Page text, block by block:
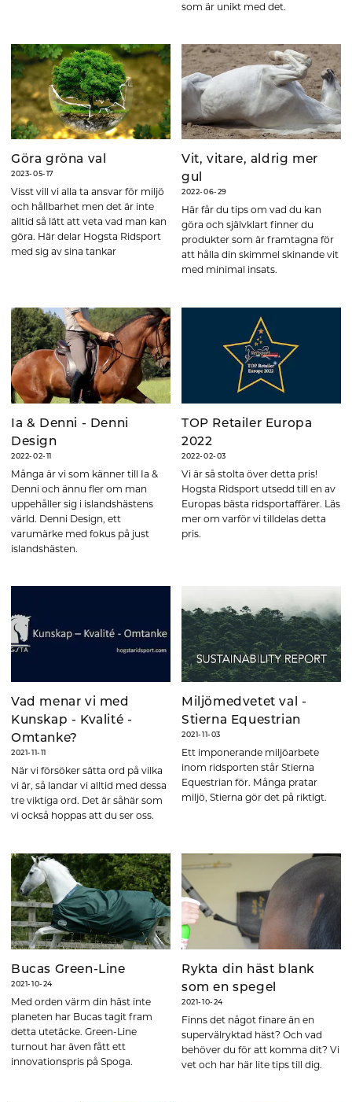
som är unikt med det.
Göra gröna val
2023-05-17
Visst vill vi alla ta ansvar för miljö
och hållbarhet men det är inte
alltid så lätt att veta vad man kan
göra. Här delar Hogsta Ridsport
med sig av sina tankar
Vit, vitare, aldrig mer
gul
2022-06-29
Här får du tips om vad du kan
göra och självklart finner du
produkter som är framtagna för
att hålla din skimmel skinande vit
med minimal insats.
Ia & Denni - Denni
Design
2022-02-11
Många är vi som känner till Ia &
Denni och ännu fler om man
uppehåller sig i islandshästens
värld. Denni Design, ett
varumärke med fokus på just
islandshästen.
TOP Retailer Europa
2022
2022-02-03
Vi är så stolta över detta pris!
Hogsta Ridsport utsedd till en av
Europas bästa ridsportaffärer. Läs
mer om varför vi tilldelas detta
pris.
Vad menar vi med
Kunskap - Kvalité -
Omtanke?
2021-11-11
När vi försöker sätta ord på vilka
vi är, så landar vi alltid med dessa
tre viktiga ord. Det är såhär som
vi också hoppas att du ser oss.
Miljömedvetet val -
Stierna Equestrian
2021-11-03
Ett imponerande miljöarbete
inom ridsporten står Stierna
Equestrian för. Många pratar
miljö, Stierna gör det på riktigt.
Bucas Green-Line
2021-10-24
Med orden värm din häst inte
planeten har Bucas tagit fram
detta utetäcke. Green-Line
turnout har även fått ett
innovationspris på Spoga.
Rykta din häst blank
som en spegel
2021-10-24
Finns det något finare än en
supervälryktad häst? Och vad
behöver du för att komma dit? Vi
vet och har här lite tips till dig.